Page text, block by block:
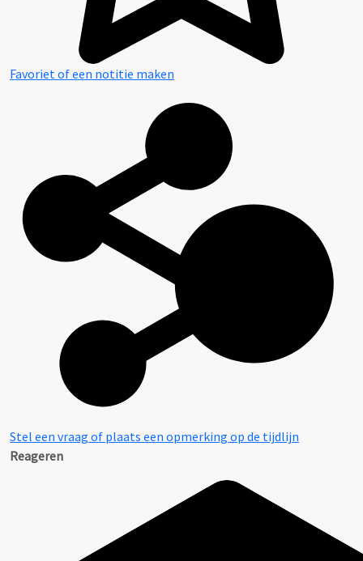
Systeemkaarten met namen van personen uit het
verzet
Favoriet of een notitie maken
Stel een vraag of plaats een opmerking op de tijdlijn
Reageren